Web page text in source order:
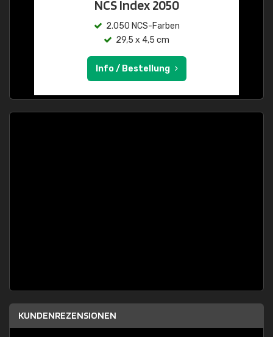
NCS Index 2050
2.050 NCS-Farben
29,5 x 4,5 cm
Info / Bestellung
KUNDENREZENSIONEN